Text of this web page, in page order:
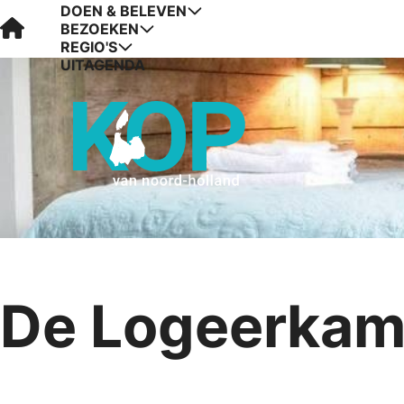
Visit Kop van Holland
DOEN & BELEVEN
BEZOEKEN
REGIO'S
UITAGENDA
De